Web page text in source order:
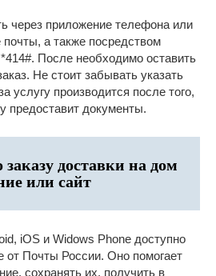
через приложение телефона или
а также посредством
После необходимо оставить
Не стоит забывать указать
услугу производится после того,
предоставит документы.
доставки на дом
или сайт
iOS и Widows Phone доступно
от Почты России. Оно помогает
сохранять их, получить в